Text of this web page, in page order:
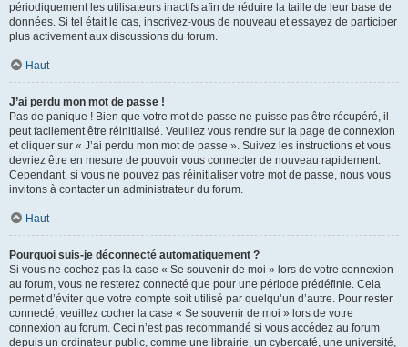
périodiquement les utilisateurs inactifs afin de réduire la taille de leur base de
données. Si tel était le cas, inscrivez-vous de nouveau et essayez de participer
plus activement aux discussions du forum.
Haut
J’ai perdu mon mot de passe !
Pas de panique ! Bien que votre mot de passe ne puisse pas être récupéré, il
peut facilement être réinitialisé. Veuillez vous rendre sur la page de connexion
et cliquer sur « J’ai perdu mon mot de passe ». Suivez les instructions et vous
devriez être en mesure de pouvoir vous connecter de nouveau rapidement.
Cependant, si vous ne pouvez pas réinitialiser votre mot de passe, nous vous
invitons à contacter un administrateur du forum.
Haut
Pourquoi suis-je déconnecté automatiquement ?
Si vous ne cochez pas la case « Se souvenir de moi » lors de votre connexion
au forum, vous ne resterez connecté que pour une période prédéfinie. Cela
permet d’éviter que votre compte soit utilisé par quelqu’un d’autre. Pour rester
connecté, veuillez cocher la case « Se souvenir de moi » lors de votre
connexion au forum. Ceci n’est pas recommandé si vous accédez au forum
depuis un ordinateur public, comme une librairie, un cybercafé, une université,